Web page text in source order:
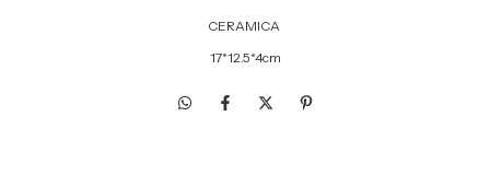
CERAMICA
17*12.5*4cm